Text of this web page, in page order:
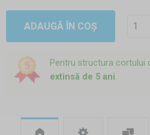
ADAUGĂ ÎN COȘ
Pentru structura cortului
extinsă de 5 ani.